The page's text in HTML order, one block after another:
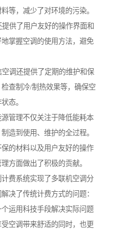
等，减少了对环境的污染。
供了用户友好的操作界面和
掌握空调的使用方法，避免
调还提供了定期的维护和保
查制冷/制热效果等，确保空
态。
管理不仅关注于降低能耗本
造到使用、维护的全过程。
的材料以及用户友好的操作
方面做出了积极的贡献。
费系统实现了多联机空调分
决了传统计费方式的问题：
运用科技手段解决实际问题
空调带来舒适的同时，也更